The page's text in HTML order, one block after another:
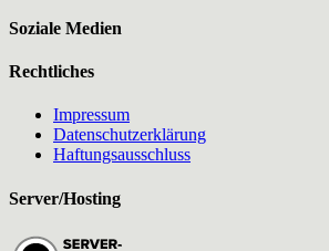
Soziale Medien
Rechtliches
Impressum
Datenschutzerklärung
Haftungsausschluss
Server/Hosting